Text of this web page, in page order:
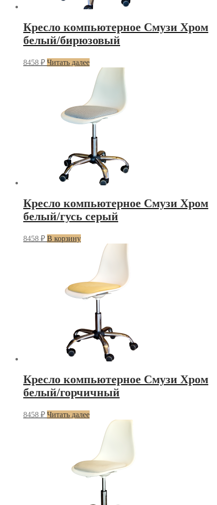
Кресло компьютерное Смузи Хром
белый/бирюзовый
8458 ₽ Читать далее
Кресло компьютерное Смузи Хром
белый/гусь серый
8458 ₽ В корзину
Кресло компьютерное Смузи Хром
белый/горчичный
8458 ₽ Читать далее